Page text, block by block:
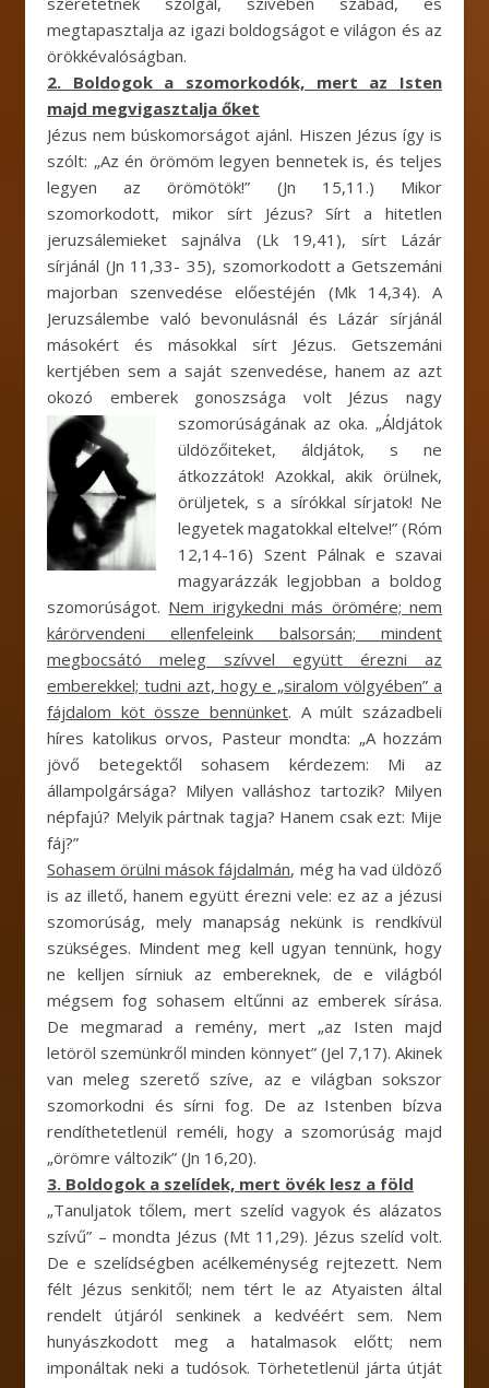
megtapasztalja az igazi boldogságot e világon és az
örökkévalóságban.
2. Boldogok a szomorkodók, mert az Isten
majd megvigasztalja őket
Jézus nem búskomorságot ajánl. Hiszen Jézus így is
szólt: „Az én örömöm legyen bennetek is, és teljes
legyen az örömötök!” (Jn 15,11.) Mikor
szomorkodott, mikor sírt Jézus? Sírt a hitetlen
jeruzsálemieket sajnálva (Lk 19,41), sírt Lázár
sírjánál (Jn 11,33- 35), szomorkodott a Getszemáni
majorban szenvedése előestéjén (Mk 14,34). A
Jeruzsálembe való bevonulásnál és Lázár sírjánál
másokért és másokkal sírt Jézus. Getszemáni
kertjében sem a saját szenvedése, hanem az azt
okozó emberek gonoszsága volt Jézus nagy
szomorúságának az oka. „Áldjátok
üldözőiteket, áldjátok, s ne
átkozzátok! Azokkal, akik örülnek,
örüljetek, s a sírókkal sírjatok! Ne
legyetek magatokkal eltelve!” (Róm
12,14-16) Szent Pálnak e szavai
magyarázzák legjobban a boldog
szomorúságot. Nem irigykedni más örömére; nem
kárörvendeni ellenfeleink balsorsán; mindent
megbocsátó meleg szívvel együtt érezni az
emberekkel; tudni azt, hogy e „siralom völgyében” a
fájdalom köt össze bennünket. A múlt századbeli
híres katolikus orvos, Pasteur mondta: „A hozzám
jövő betegektől sohasem kérdezem: Mi az
állampolgársága? Milyen valláshoz tartozik? Milyen
népfajú? Melyik pártnak tagja? Hanem csak ezt: Mije
fáj?”
Sohasem örülni mások fájdalmán, még ha vad üldöző
is az illető, hanem együtt érezni vele: ez az a jézusi
szomorúság, mely manapság nekünk is rendkívül
szükséges. Mindent meg kell ugyan tennünk, hogy
ne kelljen sírniuk az embereknek, de e világból
mégsem fog sohasem eltűnni az emberek sírása.
De megmarad a remény, mert „az Isten majd
letöröl szemünkről minden könnyet” (Jel 7,17). Akinek
van meleg szerető szíve, az e világban sokszor
szomorkodni és sírni fog. De az Istenben bízva
rendíthetetlenül reméli, hogy a szomorúság majd
„örömre változik” (Jn 16,20).
3. Boldogok a szelídek, mert övék lesz a föld
„Tanuljatok tőlem, mert szelíd vagyok és alázatos
szívű” – mondta Jézus (Mt 11,29). Jézus szelíd volt.
De e szelídségben acélkeménység rejtezett. Nem
félt Jézus senkitől; nem tért le az Atyaisten által
rendelt útjáról senkinek a kedvéért sem. Nem
hunyászkodott meg a hatalmasok előtt; nem
imponáltak neki a tudósok. Törhetetlenül járta útját